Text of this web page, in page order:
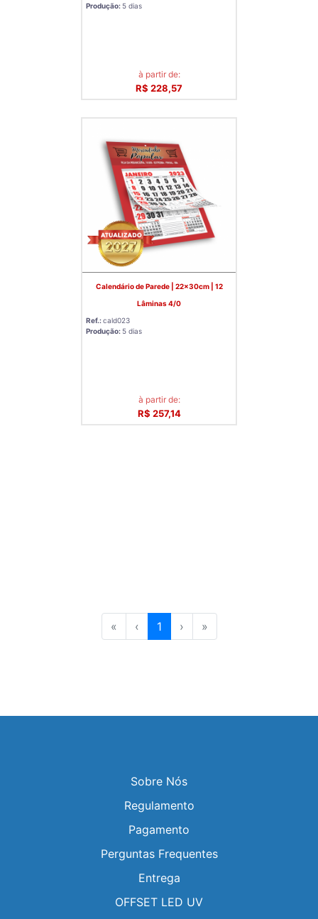
Produção: 5 dias
à partir de:
R$ 228,57
Calendário de Parede | 22x30cm | 12
Lâminas 4/0
Ref.:cald023
Produção: 5 dias
à partir de:
R$ 257,14
« ‹ 1 › »
Sobre Nós
Regulamento
Pagamento
Perguntas Frequentes
Entrega
OFFSET LED UV